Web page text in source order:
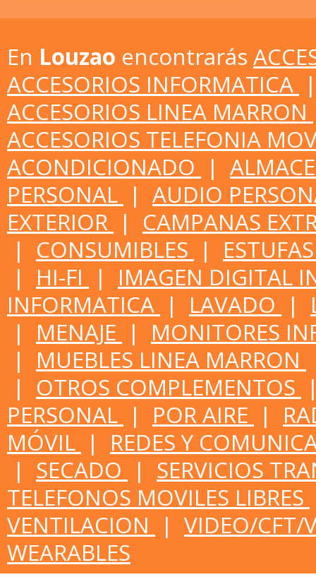
En Louzao encontrarás
ACCESORIOS INFORMATICA
ACCESORIOS LINEA MARRON
ACCESORIOS TELEFONIA
ACONDICIONADO |
PERSONAL | AUDIO
EXTERIOR | CAMPANAS
| CONSUMIBLES |
|
HI-FI |
IMAGEN DIGITAL
INFORMATICA | LAVADO |
|
MENAJE |
MONITORES
|
MUEBLES LINEA MARRON
| OTROS COMPLEMENTOS
PERSONAL | POR AIRE |
MÓVIL |
REDES Y
| SECADO | SERVICIOS
TELEFONOS MOVILES LIBRES
VENTILACION
| VIDEO/CFT/
WEARABLES